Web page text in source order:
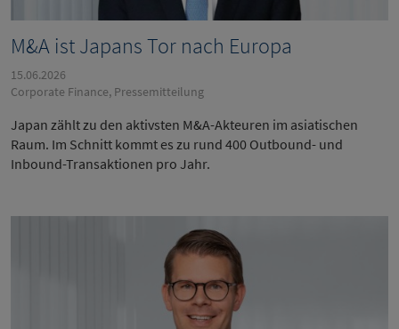
M&A ist Japans Tor nach Europa
15.06.2026
Corporate Finance, Pressemitteilung
Japan zählt zu den aktivsten M&A-Akteuren im asiatischen
Raum. Im Schnitt kommt es zu rund 400 Outbound- und
Inbound-Transaktionen pro Jahr.